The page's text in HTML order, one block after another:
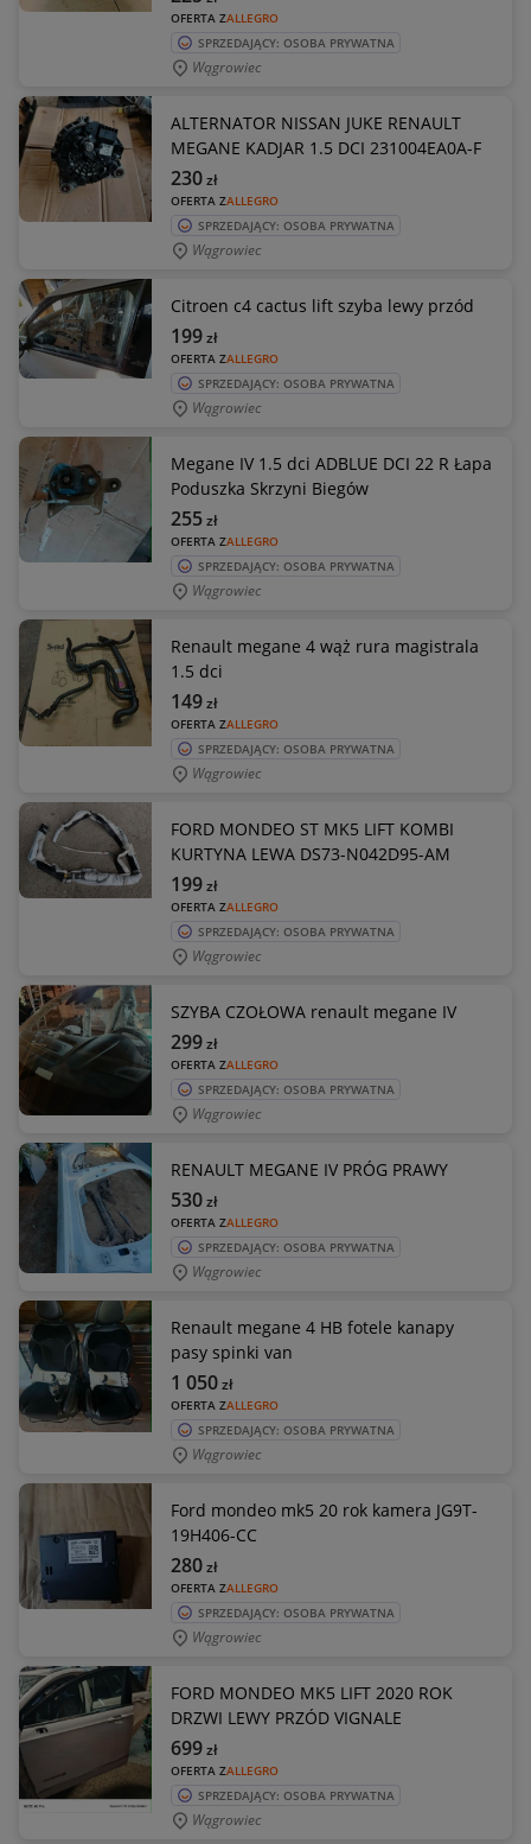
OFERTA ZALLEGRO
SPRZEDAJĄCY: OSOBA PRYWATNA
Wągrowiec
ALTERNATOR NISSAN JUKE RENAULT
MEGANE KADJAR 1.5 DCI 231004EA0A-F
OFERTA ZALLEGRO
230zł
SPRZEDAJĄCY: OSOBA PRYWATNA
Wągrowiec
Citroen c4 cactus lift szyba lewy przód
OFERTA ZALLEGRO
199zł
SPRZEDAJĄCY: OSOBA PRYWATNA
Wągrowiec
Megane IV 1.5 dci ADBLUE DCI 22 R Łapa
Poduszka Skrzyni Biegów
OFERTA ZALLEGRO
255zł
SPRZEDAJĄCY: OSOBA PRYWATNA
Wągrowiec
Renault megane 4 wąż rura magistrala
1.5 dci
OFERTA ZALLEGRO
149zł
SPRZEDAJĄCY: OSOBA PRYWATNA
Wągrowiec
FORD MONDEO ST MK5 LIFT KOMBI
KURTYNA LEWA DS73-N042D95-AM
OFERTA ZALLEGRO
199zł
SPRZEDAJĄCY: OSOBA PRYWATNA
Wągrowiec
SZYBA CZOŁOWA renault megane IV
OFERTA ZALLEGRO
299zł
SPRZEDAJĄCY: OSOBA PRYWATNA
Wągrowiec
RENAULT MEGANE IV PRÓG PRAWY
OFERTA ZALLEGRO
530zł
SPRZEDAJĄCY: OSOBA PRYWATNA
Wągrowiec
Renault megane 4 HB fotele kanapy
pasy spinki van
OFERTA ZALLEGRO
1 050zł
SPRZEDAJĄCY: OSOBA PRYWATNA
Wągrowiec
Ford mondeo mk5 20 rok kamera JG9T-
19H406-CC
OFERTA ZALLEGRO
280zł
SPRZEDAJĄCY: OSOBA PRYWATNA
Wągrowiec
FORD MONDEO MK5 LIFT 2020 ROK
DRZWI LEWY PRZÓD VIGNALE
OFERTA ZALLEGRO
699zł
SPRZEDAJĄCY: OSOBA PRYWATNA
Wągrowiec